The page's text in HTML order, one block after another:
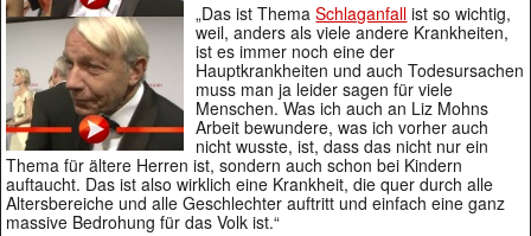
„Das ist ThemaSchlaganfall ist so wichtig,
weil, anders als viele andere Krankheiten,
ist es immer noch eine der
Hauptkrankheiten und auch Todesursachen
muss man ja leider sagen für viele
Menschen. Was ich auch an Liz Mohns
Arbeit bewundere, was ich vorher auch
nicht wusste, ist, dass das nicht nur ein
Thema für ältere Herren ist, sondern auch schon bei Kindern
auftaucht. Das ist also wirklich eine Krankheit, die quer durch alle
Altersbereiche und alle Geschlechter auftritt und einfach eine ganz
massive Bedrohung für das Volk ist.“